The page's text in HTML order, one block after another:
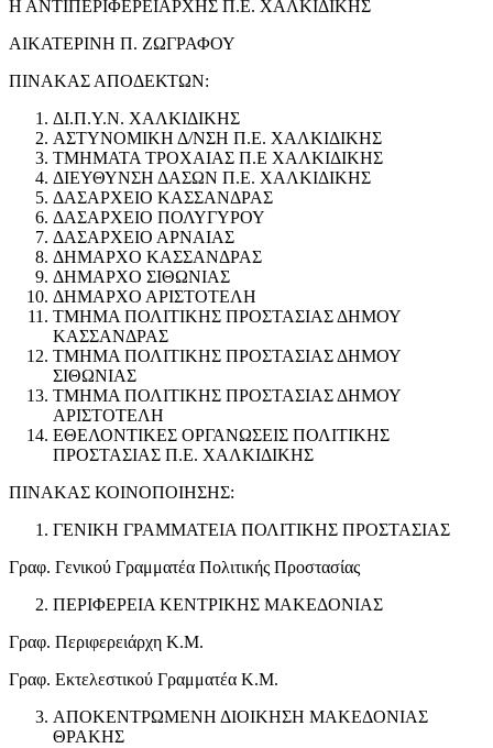
Η ΑΝΤΙΠΕΡΙΦΕΡΕΙΑΡΧΗΣ Π.Ε. ΧΑΛΚΙΔΙΚΗΣ
ΑΙΚΑΤΕΡΙΝΗ Π. ΖΩΓΡΑΦΟΥ
ΠΙΝΑΚΑΣ ΑΠΟΔΕΚΤΩΝ:
ΔΙ.Π.Υ.Ν. ΧΑΛΚΙΔΙΚΗΣ
ΑΣΤΥΝΟΜΙΚΗ Δ/ΝΣΗ Π.Ε. ΧΑΛΚΙΔΙΚΗΣ
ΤΜΗΜΑΤΑ ΤΡΟΧΑΙΑΣ Π.Ε ΧΑΛΚΙΔΙΚΗΣ
ΔΙΕΥΘΥΝΣΗ ΔΑΣΩΝ Π.Ε. ΧΑΛΚΙΔΙΚΗΣ
ΔΑΣΑΡΧΕΙΟ ΚΑΣΣΑΝΔΡΑΣ
ΔΑΣΑΡΧΕΙΟ ΠΟΛΥΓΥΡΟΥ
ΔΑΣΑΡΧΕΙΟ ΑΡΝΑΙΑΣ
ΔΗΜΑΡΧΟ ΚΑΣΣΑΝΔΡΑΣ
ΔΗΜΑΡΧΟ ΣΙΘΩΝΙΑΣ
ΔΗΜΑΡΧΟ ΑΡΙΣΤΟΤΕΛΗ
ΤΜΗΜΑ ΠΟΛΙΤΙΚΗΣ ΠΡΟΣΤΑΣΙΑΣ ΔΗΜΟΥ
ΚΑΣΣΑΝΔΡΑΣ
ΤΜΗΜΑ ΠΟΛΙΤΙΚΗΣ ΠΡΟΣΤΑΣΙΑΣ ΔΗΜΟΥ
ΣΙΘΩΝΙΑΣ
ΤΜΗΜΑ ΠΟΛΙΤΙΚΗΣ ΠΡΟΣΤΑΣΙΑΣ ΔΗΜΟΥ
ΑΡΙΣΤΟΤΕΛΗ
ΕΘΕΛΟΝΤΙΚΕΣ ΟΡΓΑΝΩΣΕΙΣ ΠΟΛΙΤΙΚΗΣ
ΠΡΟΣΤΑΣΙΑΣ Π.Ε. ΧΑΛΚΙΔΙΚΗΣ
ΠΙΝΑΚΑΣ ΚΟΙΝΟΠΟΙΗΣΗΣ:
ΓΕΝΙΚΗ ΓΡΑΜΜΑΤΕΙΑ ΠΟΛΙΤΙΚΗΣ ΠΡΟΣΤΑΣΙΑΣ
Γραφ. Γενικού Γραμματέα Πολιτικής Προστασίας
ΠΕΡΙΦΕΡΕΙΑ ΚΕΝΤΡΙΚΗΣ ΜΑΚΕΔΟΝΙΑΣ
Γραφ. Περιφερειάρχη Κ.Μ.
Γραφ. Εκτελεστικού Γραμματέα Κ.Μ.
ΑΠΟΚΕΝΤΡΩΜΕΝΗ ΔΙΟΙΚΗΣΗ ΜΑΚΕΔΟΝΙΑΣ
ΘΡΑΚΗΣ